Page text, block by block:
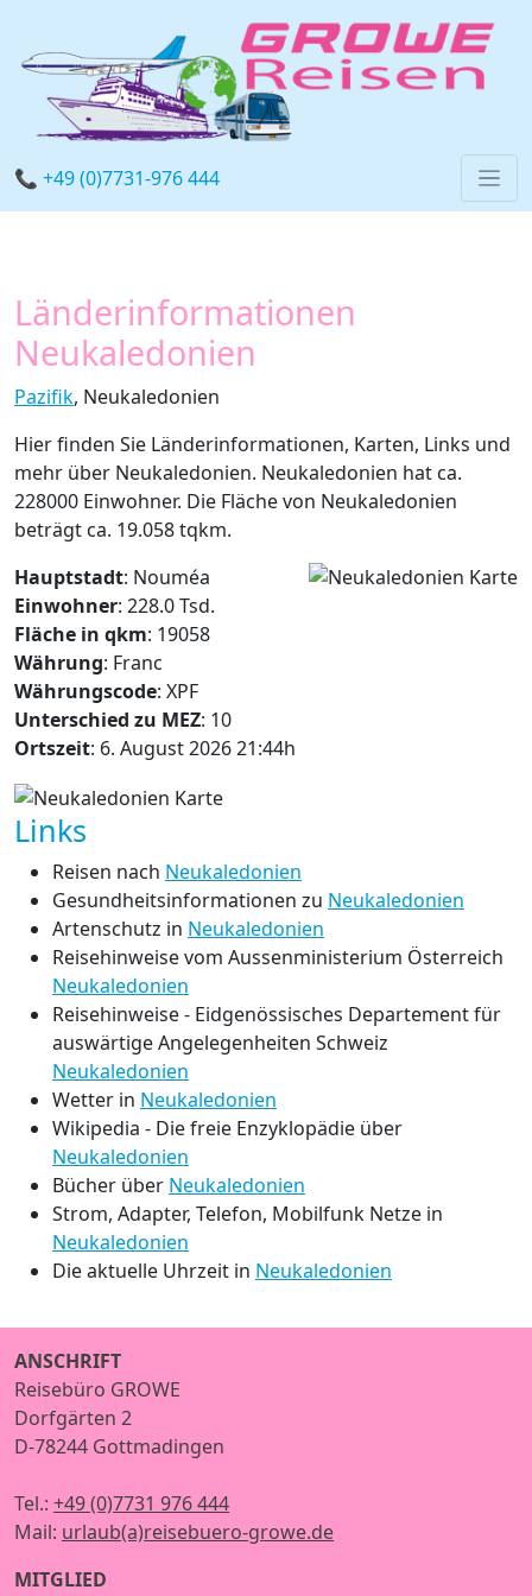
📞 +49 (0)7731-976 444
Länderinformationen
Neukaledonien
Pazifik, Neukaledonien
Hier finden Sie Länderinformationen, Karten, Links und
mehr über Neukaledonien. Neukaledonien hat ca.
228000 Einwohner. Die Fläche von Neukaledonien
beträgt ca. 19.058 tqkm.
Hauptstadt: Nouméa
Einwohner: 228.0 Tsd.
Fläche in qkm: 19058
Währung: Franc
Währungscode: XPF
Unterschied zu MEZ: 10
Ortszeit: 6. August 2026 21:44h
Links
Reisen nach Neukaledonien
Gesundheitsinformationen zu Neukaledonien
Artenschutz in Neukaledonien
Reisehinweise vom Aussenministerium Österreich
Neukaledonien
Reisehinweise - Eidgenössisches Departement für
auswärtige Angelegenheiten Schweiz
Neukaledonien
Wetter in Neukaledonien
Wikipedia - Die freie Enzyklopädie über
Neukaledonien
Bücher über Neukaledonien
Strom, Adapter, Telefon, Mobilfunk Netze in
Neukaledonien
Die aktuelle Uhrzeit in Neukaledonien
ANSCHRIFT
Reisebüro GROWE
Dorfgärten 2
D-78244 Gottmadingen
Tel.: +49 (0)7731 976 444
Mail: urlaub(a)reisebuero-growe.de
MITGLIED